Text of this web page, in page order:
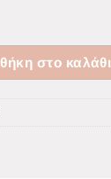
στο καλάθι